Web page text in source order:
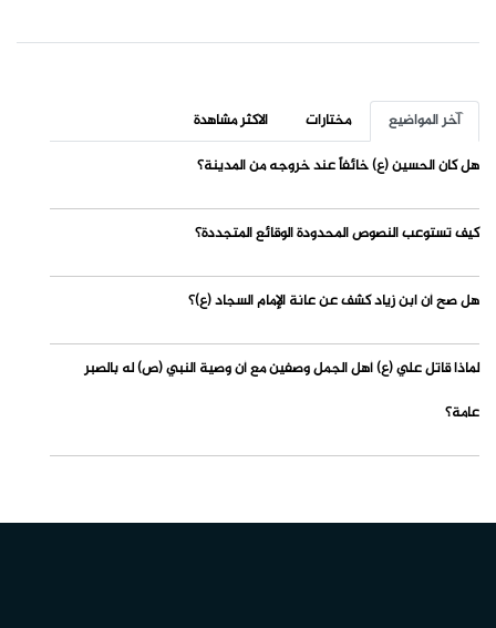
آخر المواضيع مختارات
الاكثر مشاهدة
هل كان الحسين (ع) خائفاً عند خروجه من المدينة؟
كيف تستوعب النصوص المحدودة الوقائع المتجددة؟
هل صح أن ابن زياد كشف عن عانة الإمام السجاد (ع)؟
لماذا قاتل علي (ع) أهل الجمل وصفين مع أن وصية النبي (ص) له بالصبر
عامة؟